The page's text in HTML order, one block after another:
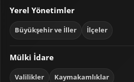
Yerel Yönetimler
Büyükşehir ve İller İlçeler
Mülki İdare
Valilikler Kaymakamlıklar